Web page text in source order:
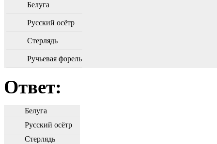
Белуга
Русский осётр
Стерлядь
Ручьевая форель
Ответ:
Белуга
Русский осётр
Стерлядь